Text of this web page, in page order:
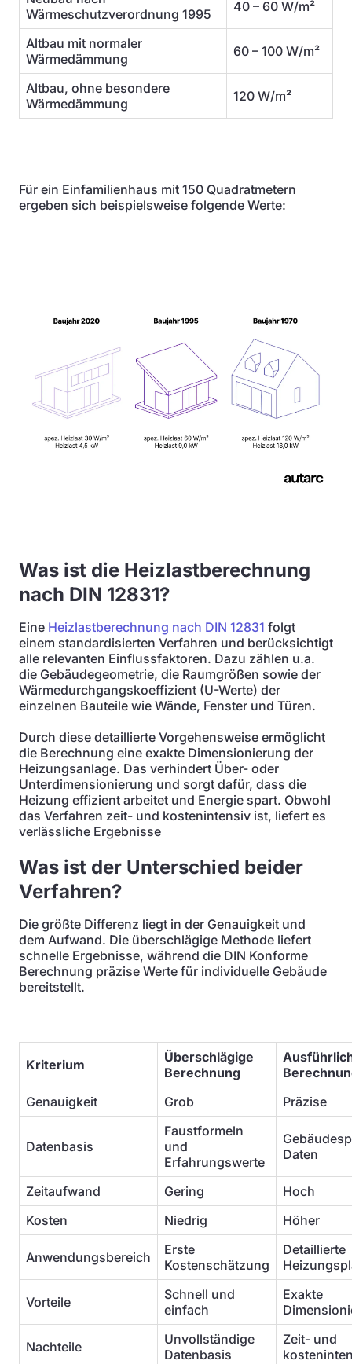
Wärmeschutzverordnung 1995
40 – 60 W/m²
Altbau mit normaler
Wärmedämmung
60 – 100 W/m²
Altbau, ohne besondere
Wärmedämmung
120 W/m²
Für ein Einfamilienhaus mit 150 Quadratmetern
ergeben sich beispielsweise folgende Werte:
Was ist die Heizlastberechnung
nach DIN 12831?
Eine Heizlastberechnung nach DIN 12831 folgt
einem standardisierten Verfahren und berücksichtigt
alle relevanten Einflussfaktoren. Dazu zählen u.a.
die Gebäudegeometrie, die Raumgrößen sowie der
Wärmedurchgangskoeffizient (U-Werte) der
einzelnen Bauteile wie Wände, Fenster und Türen.
Durch diese detaillierte Vorgehensweise ermöglicht
die Berechnung eine exakte Dimensionierung der
Heizungsanlage. Das verhindert Über- oder
Unterdimensionierung und sorgt dafür, dass die
Heizung effizient arbeitet und Energie spart. Obwohl
das Verfahren zeit- und kostenintensiv ist, liefert es
verlässliche Ergebnisse
Was ist der Unterschied beider
Verfahren?
Die größte Differenz liegt in der Genauigkeit und
dem Aufwand. Die überschlägige Methode liefert
schnelle Ergebnisse, während die DIN Konforme
Berechnung präzise Werte für individuelle Gebäude
bereitstellt.
Kriterium
Überschlägige
Berechnung
Genauigkeit
Grob Präzise
Datenbasis
Faustformeln
und
Erfahrungswerte
Daten
Zeitaufwand Gering
Hoch
Kosten
Niedrig Höher
Anwendungsbereich
Erste
Kostenschätzung
Detaillierte
Vorteile
Schnell und
einfach
Exakte
Nachteile
Unvollständige
Datenbasis
Zeit- und